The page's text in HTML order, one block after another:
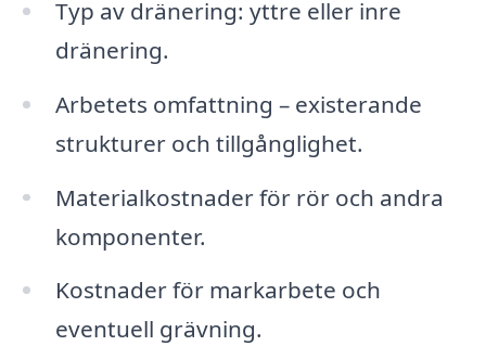
Typ av dränering: yttre eller inre
dränering.
Arbetets omfattning – existerande
strukturer och tillgånglighet.
Materialkostnader för rör och andra
komponenter.
Kostnader för markarbete och
eventuell grävning.